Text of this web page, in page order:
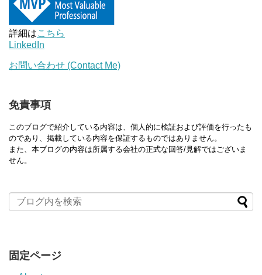
詳細はこちら
LinkedIn
お問い合わせ (Contact Me)
免責事項
このブログで紹介している内容は、個人的に検証および評価を行ったも
のであり、掲載している内容を保証するものではありません。
また、本ブログの内容は所属する会社の正式な回答/見解ではございま
せん。
固定ページ